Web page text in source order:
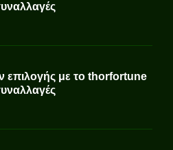
επιλογής με το thorfortune